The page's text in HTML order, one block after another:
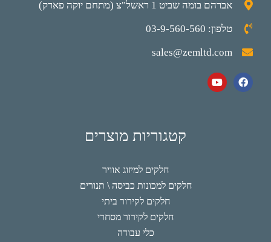
אברהם בומה שביט 1 ראשל"צ (מתחם יוקה פארק)
טלפון: 03-9-560-560
sales@zemltd.com
קטגוריות מוצרים
חלקים למיזוג אוויר
חלקים למכונות כביסה \ תנורים
חלקים לקירור ביתי
חלקים לקירור מסחרי
כלי עבודה